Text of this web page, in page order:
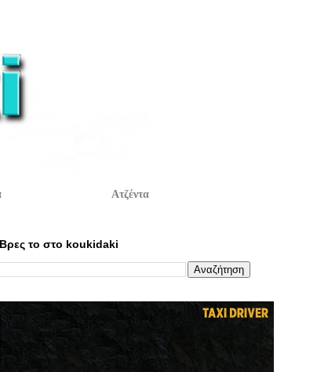
Ατζέντα
Βρες το στο koukidaki